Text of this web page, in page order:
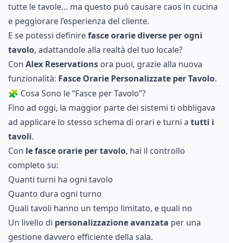
tutte le tavole… ma questo può causare caos in cucina
e peggiorare l’esperienza del cliente.
E se potessi definirefasce orarie diverse per ogni
tavolo, adattandole alla realtà del tuo locale?
Con Alex Reservations ora puoi, grazie alla nuova
funzionalità: Fasce Orarie Personalizzate per Tavolo.
🧩 Cosa Sono le “Fasce per Tavolo”?
Fino ad oggi, la maggior parte dei sistemi ti obbligava
ad applicare lo stesso schema di orari e turni a tutti i
tavoli.
Con le fasce orarie per tavolo, hai il controllo
completo su:
Quanti turni ha ogni tavolo
Quanto dura ogni turno
Quali tavoli hanno un tempo limitato, e quali no
Un livello di personalizzazione avanzata per una
gestione davvero efficiente della sala.